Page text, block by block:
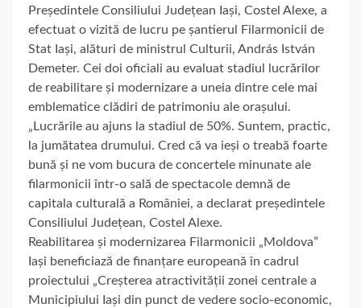
Președintele Consiliului Județean Iași, Costel Alexe, a
efectuat o vizită de lucru pe șantierul Filarmonicii de
Stat Iași, alături de ministrul Culturii, András István
Demeter. Cei doi oficiali au evaluat stadiul lucrărilor
de reabilitare și modernizare a uneia dintre cele mai
emblematice clădiri de patrimoniu ale orașului.
„Lucrările au ajuns la stadiul de 50%. Suntem, practic,
la jumătatea drumului. Cred că va ieși o treabă foarte
bună și ne vom bucura de concertele minunate ale
filarmonicii într-o sală de spectacole demnă de
capitala culturală a României, a declarat președintele
Consiliului Județean, Costel Alexe.
Reabilitarea și modernizarea Filarmonicii „Moldova”
Iași beneficiază de finanțare europeană în cadrul
proiectului „Creșterea atractivității zonei centrale a
Municipiului Iași din punct de vedere socio-economic,